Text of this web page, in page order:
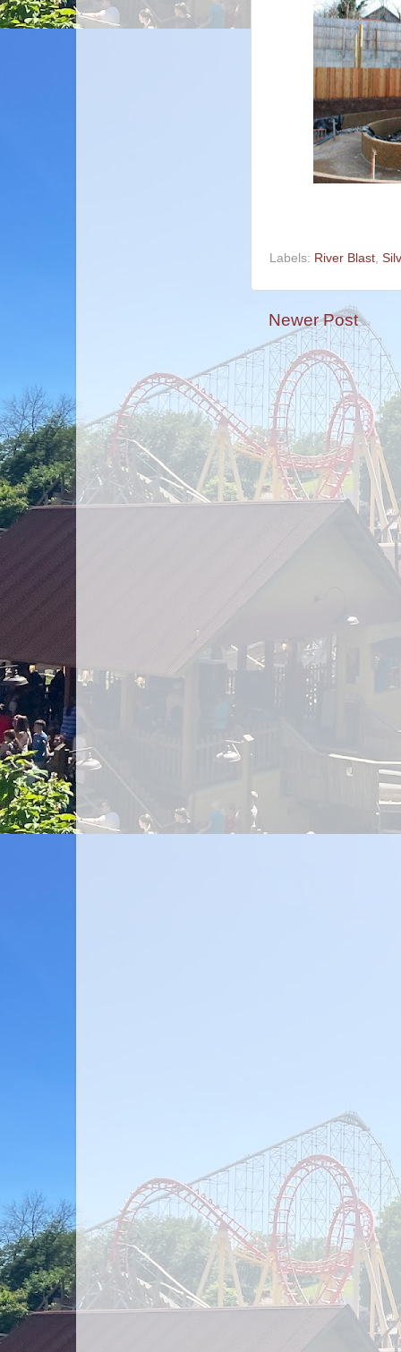
Labels: River Blast
Newer Post